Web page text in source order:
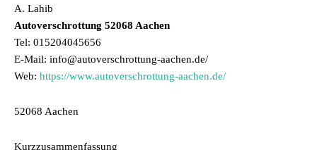
A. Lahib
Autoverschrottung 52068 Aachen
Tel: 015204045656
E-Mail: info@autoverschrottung-aachen.de/
Web: https://www.autoverschrottung-aachen.de/
52068 Aachen
Kurzzusammenfassung